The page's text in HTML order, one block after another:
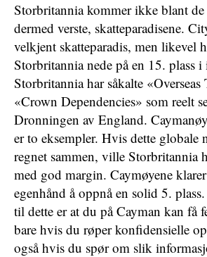
Storbritannia kommer ikke blant de
dermed verste, skatteparadisene.
velkjent skatteparadis, men likevel
Storbritannia nede på en 15. plass
Storbritannia har såkalte «Overseas
«Crown Dependencies» som reelt
Dronningen av England.
er to eksempler. Hvis dette globale
regnet sammen, ville Storbritannia
med god margin. Caymøyene
egenhånd å oppnå en solid 5.
til dette er at du på Cayman kan få
bare hvis du røper konfidensielle
også hvis du spør om slik